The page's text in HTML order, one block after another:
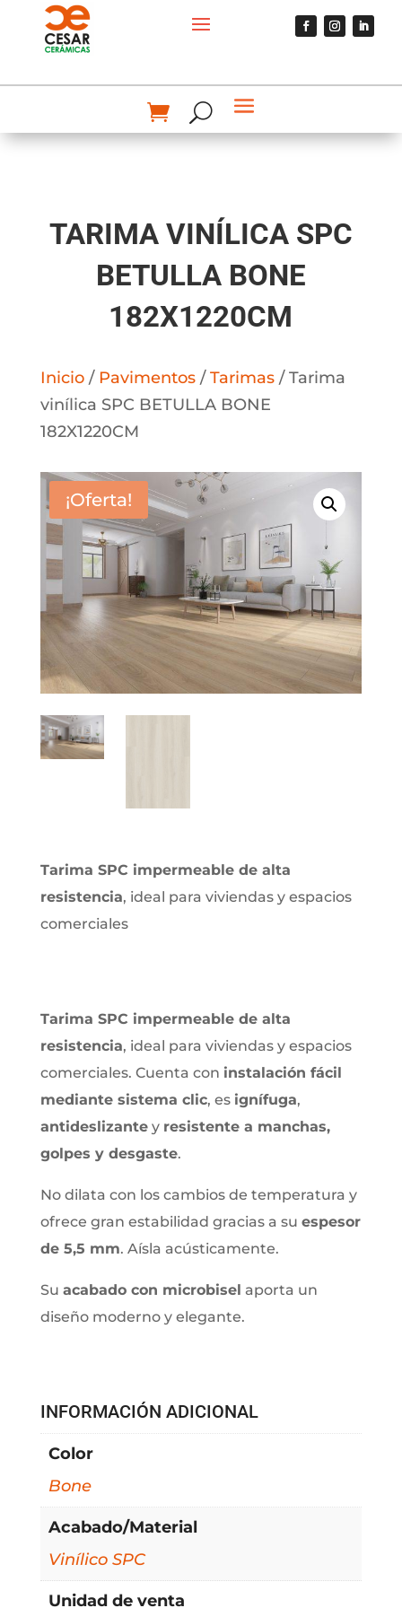
TARIMA VINÍLICA SPC
BETULLA BONE
182X1220CM
Inicio/ Pavimentos/Tarimas/ Tarima
vinílica SPC BETULLA BONE
182X1220CM
¡Oferta!
Tarima SPC impermeable de alta
resistencia, ideal para viviendas y espacios
comerciales
Tarima SPC impermeable de alta
resistencia, ideal para viviendas y espacios
comerciales. Cuenta con instalación fácil
mediante sistema clic, es ignífuga,
antideslizantey resistente a manchas,
golpes y desgaste.
No dilata con los cambios de temperatura y
ofrece gran estabilidad gracias a su espesor
de 5,5 mm. Aísla acústicamente.
Su acabado con microbisel aporta un
diseño moderno y elegante.
INFORMACIÓN ADICIONAL
Color
Bone
Acabado/Material
Vinílico SPC
Unidad de venta